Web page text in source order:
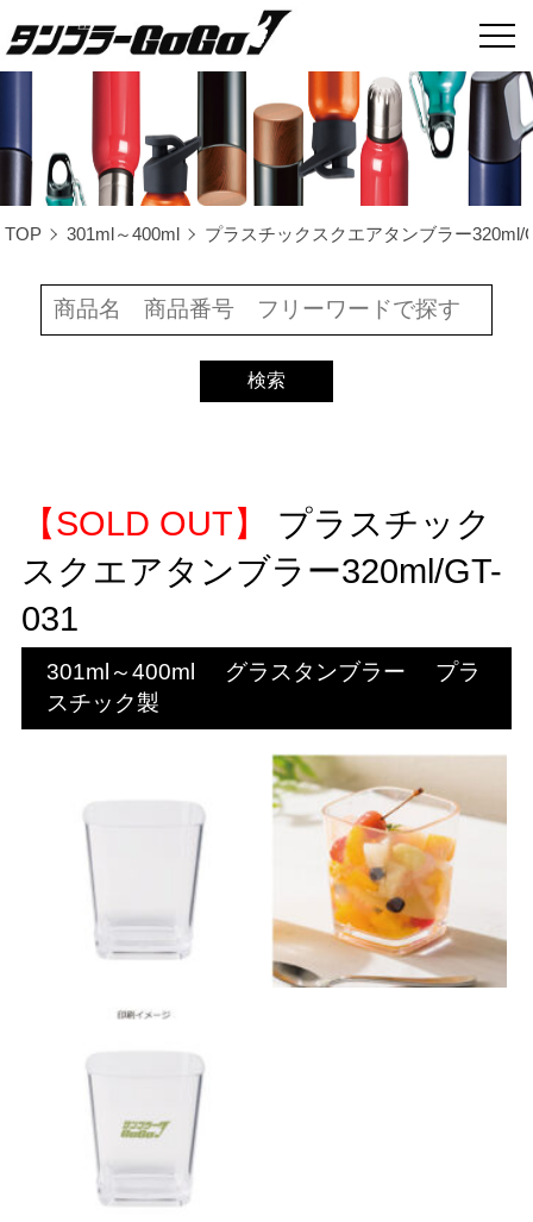
TOP 301ml～400ml プラスチックスクエアタンブラー320ml/
【SOLD OUT】
プラスチック
スクエアタンブラー320ml/GT-
031
301ml～400ml グラスタンブラー
プラ
スチック製